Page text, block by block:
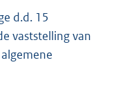
d.d. 15
vaststelling van